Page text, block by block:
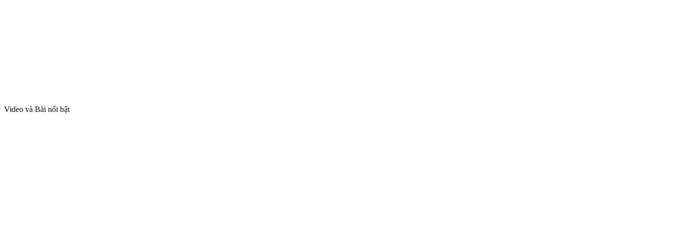
Video và Bài nổi bật